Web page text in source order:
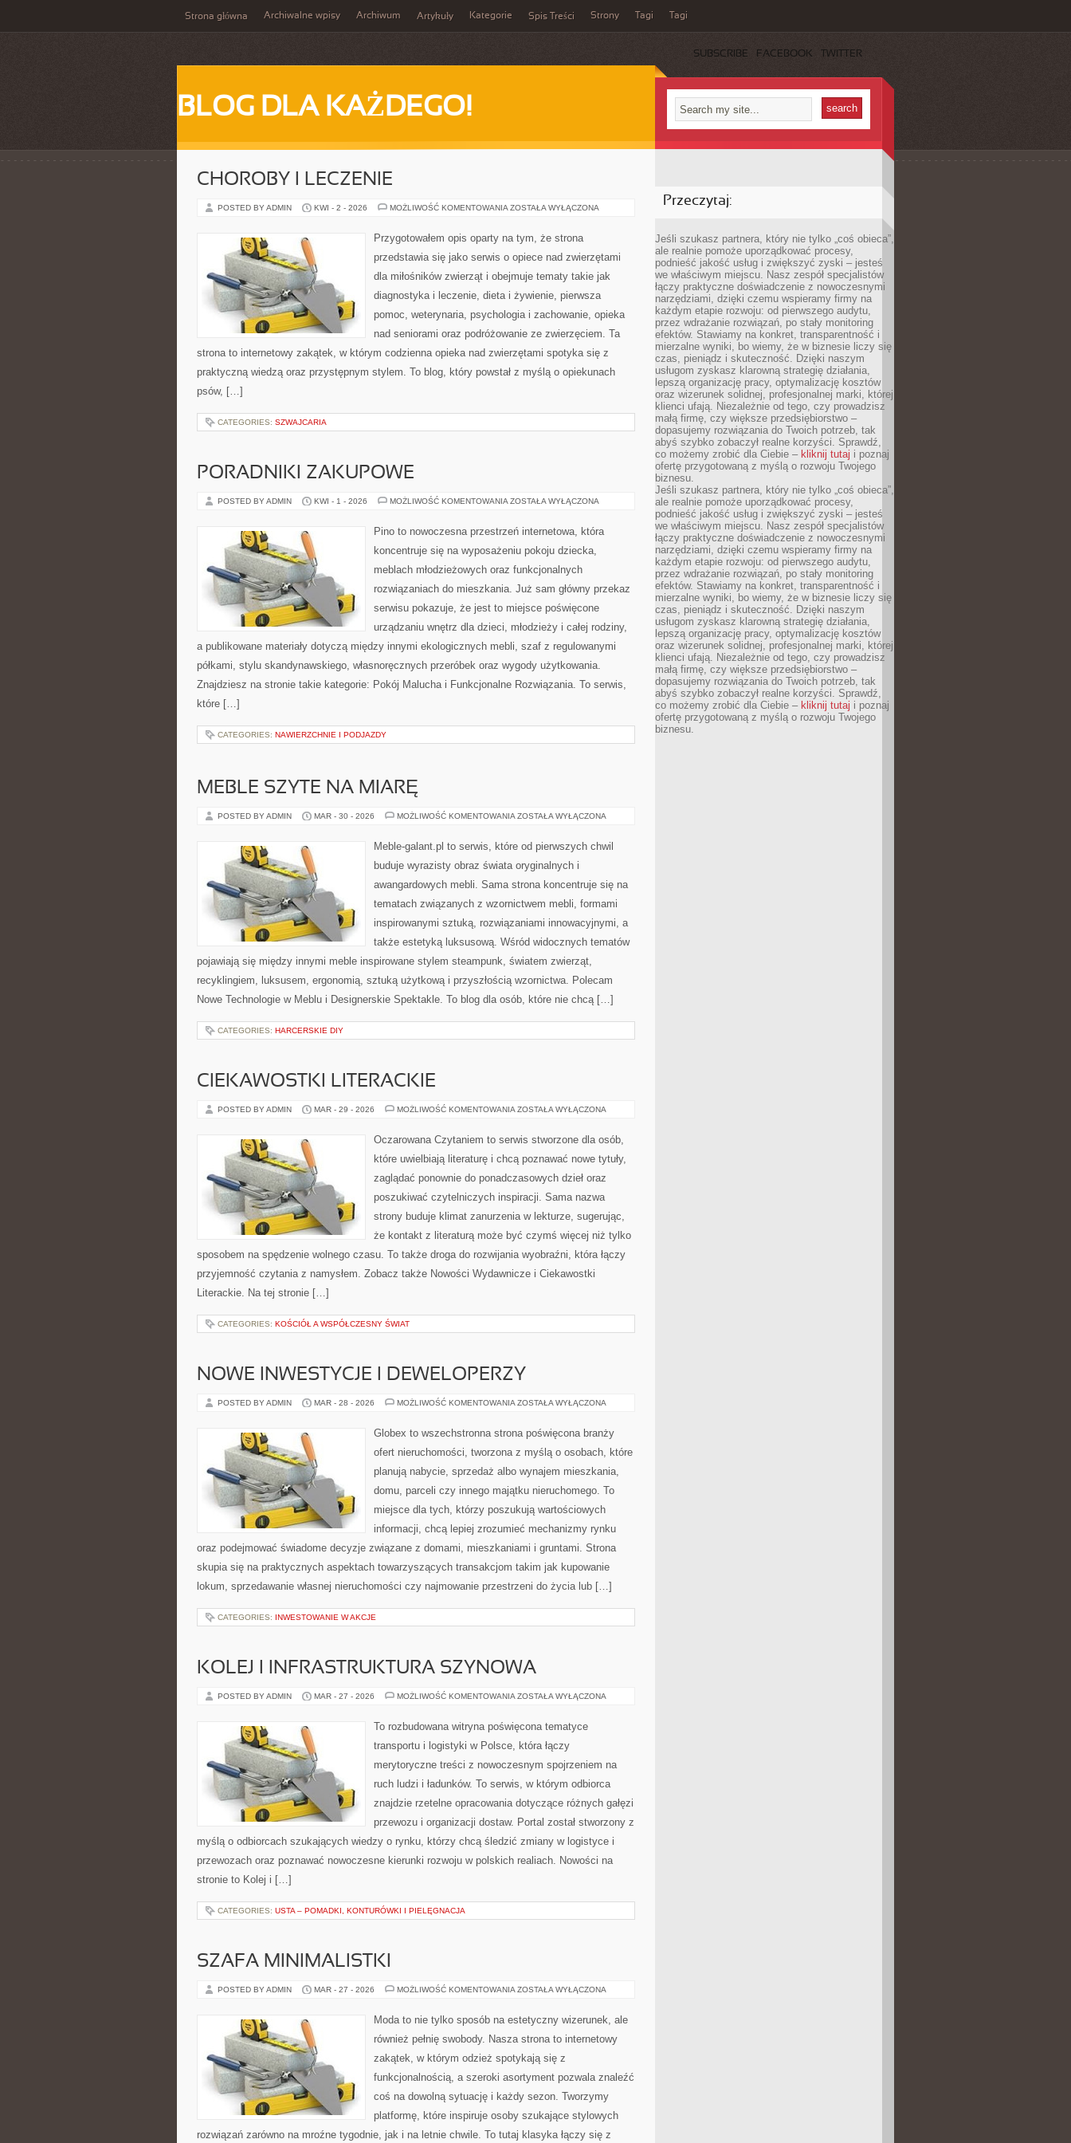
Strona główna Archiwalne wpisy Archiwum Artykuły Kategorie Spis Treści Strony Tagi Tagi
SUBSCRIBE FACEBOOK TWITTER
BLOG DLA KAŻDEGO!
CHOROBY I LECZENIE
POSTED BY ADMIN KWI - 2 - 2026 MOŻLIWOŚĆ KOMENTOWANIA CHOROBY
ZOSTAŁA WYŁĄCZONA
Przygotowałem opis oparty na tym, że strona
przedstawia się jako serwis o opiece nad zwierzętami
dla miłośników zwierząt i obejmuje tematy takie jak
diagnostyka i leczenie, dieta i żywienie, pierwsza
pomoc, weterynaria, psychologia i zachowanie, opieka
nad seniorami oraz podróżowanie ze zwierzęciem. Ta
strona to internetowy zakątek, w którym codzienna opieka nad zwierzętami spotyka się z
praktyczną wiedzą oraz przystępnym stylem. To blog, który powstał z myślą o opiekunach
psów, […]
CATEGORIES: SZWAJCARIA
PORADNIKI ZAKUPOWE
POSTED BY ADMIN KWI - 1 - 2026 MOŻLIWOŚĆ KOMENTOWANIA PORADNIKI
ZOSTAŁA WYŁĄCZONA
Pino to nowoczesna przestrzeń internetowa, która
koncentruje się na wyposażeniu pokoju dziecka,
meblach młodzieżowych oraz funkcjonalnych
rozwiązaniach do mieszkania. Już sam główny przekaz
serwisu pokazuje, że jest to miejsce poświęcone
urządzaniu wnętrz dla dzieci, młodzieży i całej rodziny,
a publikowane materiały dotyczą między innymi ekologicznych mebli, szaf z regulowanymi
półkami, stylu skandynawskiego, własnoręcznych przeróbek oraz wygody użytkowania.
Znajdziesz na stronie takie kategorie: Pokój Malucha i Funkcjonalne Rozwiązania. To serwis,
które […]
CATEGORIES: NAWIERZCHNIE I PODJAZDY
MEBLE SZYTE NA MIARĘ
POSTED BY ADMIN MAR - 30 - 2026 MOŻLIWOŚĆ KOMENTOWANIA MEBLE
MIARĘ
ZOSTAŁA WYŁĄCZONA
Meble-galant.pl to serwis, które od pierwszych chwil
buduje wyrazisty obraz świata oryginalnych i
awangardowych mebli. Sama strona koncentruje się na
tematach związanych z wzornictwem mebli, formami
inspirowanymi sztuką, rozwiązaniami innowacyjnymi, a
także estetyką luksusową. Wśród widocznych tematów
pojawiają się między innymi meble inspirowane stylem steampunk, światem zwierząt,
recyklingiem, luksusem, ergonomią, sztuką użytkową i przyszłością wzornictwa. Polecam
Nowe Technologie w Meblu i Designerskie Spektakle. To blog dla osób, które nie chcą […]
CATEGORIES: HARCERSKIE DIY
CIEKAWOSTKI LITERACKIE
POSTED BY ADMIN MAR - 29 - 2026 MOŻLIWOŚĆ KOMENTOWANIA CIEKAWOSTKI
ZOSTAŁA WYŁĄCZONA
Oczarowana Czytaniem to serwis stworzone dla osób,
które uwielbiają literaturę i chcą poznawać nowe tytuły,
zaglądać ponownie do ponadczasowych dzieł oraz
poszukiwać czytelniczych inspiracji. Sama nazwa
strony buduje klimat zanurzenia w lekturze, sugerując,
że kontakt z literaturą może być czymś więcej niż tylko
sposobem na spędzenie wolnego czasu. To także droga do rozwijania wyobraźni, która łączy
przyjemność czytania z namysłem. Zobacz także Nowości Wydawnicze i Ciekawostki
Literackie. Na tej stronie […]
CATEGORIES: KOŚCIÓŁ A WSPÓŁCZESNY ŚWIAT
NOWE INWESTYCJE I DEWELOPERZY
POSTED BY ADMIN MAR - 28 - 2026 MOŻLIWOŚĆ KOMENTOWANIA NOWE
DEWELOPERZY
ZOSTAŁA WYŁĄCZONA
Globex to wszechstronna strona poświęcona branży
ofert nieruchomości, tworzona z myślą o osobach, które
planują nabycie, sprzedaż albo wynajem mieszkania,
domu, parceli czy innego majątku nieruchomego. To
miejsce dla tych, którzy poszukują wartościowych
informacji, chcą lepiej zrozumieć mechanizmy rynku
oraz podejmować świadome decyzje związane z domami, mieszkaniami i gruntami. Strona
skupia się na praktycznych aspektach towarzyszących transakcjom takim jak kupowanie
lokum, sprzedawanie własnej nieruchomości czy najmowanie przestrzeni do życia lub […]
CATEGORIES: INWESTOWANIE W AKCJE
KOLEJ I INFRASTRUKTURA SZYNOWA
POSTED BY ADMIN MAR - 27 - 2026 MOŻLIWOŚĆ KOMENTOWANIA KOLEJ
SZYNOWA
ZOSTAŁA WYŁĄCZONA
To rozbudowana witryna poświęcona tematyce
transportu i logistyki w Polsce, która łączy
merytoryczne treści z nowoczesnym spojrzeniem na
ruch ludzi i ładunków. To serwis, w którym odbiorca
znajdzie rzetelne opracowania dotyczące różnych gałęzi
przewozu i organizacji dostaw. Portal został stworzony z
myślą o odbiorcach szukających wiedzy o rynku, którzy chcą śledzić zmiany w logistyce i
przewozach oraz poznawać nowoczesne kierunki rozwoju w polskich realiach. Nowości na
stronie to Kolej i […]
CATEGORIES: USTA – POMADKI, KONTURÓWKI I PIELĘGNACJA
SZAFA MINIMALISTKI
POSTED BY ADMIN MAR - 27 - 2026 MOŻLIWOŚĆ KOMENTOWANIA SZAFA
ZOSTAŁA WYŁĄCZONA
Moda to nie tylko sposób na estetyczny wizerunek, ale
również pełnię swobody. Nasza strona to internetowy
zakątek, w którym odzież spotykają się z
funkcjonalnością, a szeroki asortyment pozwala znaleźć
coś na dowolną sytuację i każdy sezon. Tworzymy
platformę, które inspiruje osoby szukające stylowych
rozwiązań zarówno na mroźne tygodnie, jak i na letnie chwile. To tutaj klasyka łączy się z
Przeczytaj:
Jeśli szukasz partnera, który nie tylko „coś obieca”,
ale realnie pomoże uporządkować procesy,
podnieść jakość usług i zwiększyć zyski – jesteś
we właściwym miejscu. Nasz zespół specjalistów
łączy praktyczne doświadczenie z nowoczesnymi
narzędziami, dzięki czemu wspieramy firmy na
każdym etapie rozwoju: od pierwszego audytu,
przez wdrażanie rozwiązań, po stały monitoring
efektów. Stawiamy na konkret, transparentność i
mierzalne wyniki, bo wiemy, że w biznesie liczy się
czas, pieniądz i skuteczność. Dzięki naszym
usługom zyskasz klarowną strategię działania,
lepszą organizację pracy, optymalizację kosztów
oraz wizerunek solidnej, profesjonalnej marki, której
klienci ufają. Niezależnie od tego, czy prowadzisz
małą firmę, czy większe przedsiębiorstwo –
dopasujemy rozwiązania do Twoich potrzeb, tak
abyś szybko zobaczył realne korzyści. Sprawdź,
co możemy zrobić dla Ciebie – kliknij tutaj i poznaj
ofertę przygotowaną z myślą o rozwoju Twojego
biznesu.
Jeśli szukasz partnera, który nie tylko „coś obieca”,
ale realnie pomoże uporządkować procesy,
podnieść jakość usług i zwiększyć zyski – jesteś
we właściwym miejscu. Nasz zespół specjalistów
łączy praktyczne doświadczenie z nowoczesnymi
narzędziami, dzięki czemu wspieramy firmy na
każdym etapie rozwoju: od pierwszego audytu,
przez wdrażanie rozwiązań, po stały monitoring
efektów. Stawiamy na konkret, transparentność i
mierzalne wyniki, bo wiemy, że w biznesie liczy się
czas, pieniądz i skuteczność. Dzięki naszym
usługom zyskasz klarowną strategię działania,
lepszą organizację pracy, optymalizację kosztów
oraz wizerunek solidnej, profesjonalnej marki, której
klienci ufają. Niezależnie od tego, czy prowadzisz
małą firmę, czy większe przedsiębiorstwo –
dopasujemy rozwiązania do Twoich potrzeb, tak
abyś szybko zobaczył realne korzyści. Sprawdź,
co możemy zrobić dla Ciebie – kliknij tutaj i poznaj
ofertę przygotowaną z myślą o rozwoju Twojego
biznesu.